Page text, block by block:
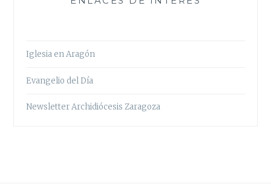
Iglesia en Aragón
Evangelio del Día
Newsletter Archidiócesis Zaragoza